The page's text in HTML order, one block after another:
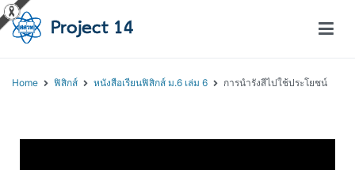
Home ฟิสิกส์ หนังสือเรียนฟิสิกส์ ม.6 เล่ม 6 การนำรังสีไปใช้ประโยชน์